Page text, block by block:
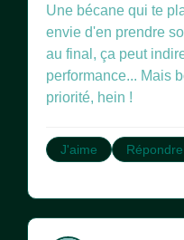
Une bécane qui te
envie d'en prendre
au final, ça peut
performance... Mais
priorité, hein !
J'aime Répondre